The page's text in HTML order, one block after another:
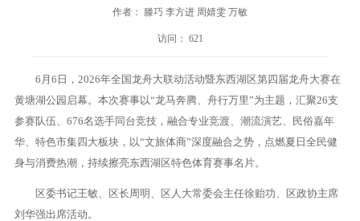
作者： 滕巧 李方进 周婧雯 万敏
访问： 621
6月6日，2026年全国龙舟大联动活动暨东西湖区第四届龙舟大赛在
黄塘湖公园启幕。本次赛事以“龙马奔腾、舟行万里”为主题，汇聚26支
参赛队伍、676名选手同台竞技，融合专业竞渡、潮流演艺、民俗嘉年
华、特色市集四大板块，以“文旅体商”深度融合之势，点燃夏日全民健
身与消费热潮，持续擦亮东西湖区特色体育赛事名片。
区委书记王敏、区长周明、区人大常委会主任徐贻功、区政协主席
刘华强出席活动。